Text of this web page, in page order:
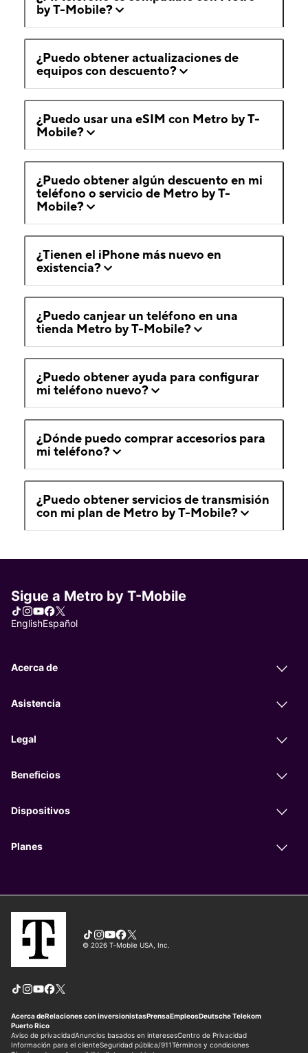
by T-Mobile?
¿Puedo obtener actualizaciones de
equipos con descuento?
¿Puedo usar una eSIM con Metro by T-
Mobile?
¿Puedo obtener algún descuento en mi
teléfono o servicio de Metro by T-
Mobile?
¿Tienen el iPhone más nuevo en
existencia?
¿Puedo canjear un teléfono en una
tienda Metro by T-Mobile?
¿Puedo obtener ayuda para configurar
mi teléfono nuevo?
¿Dónde puedo comprar accesorios para
mi teléfono?
¿Puedo obtener servicios de transmisión
con mi plan de Metro by T-Mobile?